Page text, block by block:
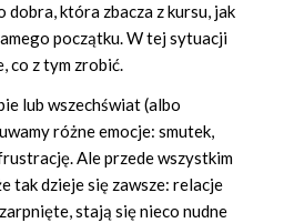
która zbacza z kursu, jak
początku. W tej sytuacji
co z tym zrobić.
lub wszechświat (albo
różne emocje: smutek,
Ale przede wszystkim
tak dzieje się zawsze: relacje
stają się nieco nudne